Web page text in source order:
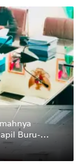
Buru-
Status